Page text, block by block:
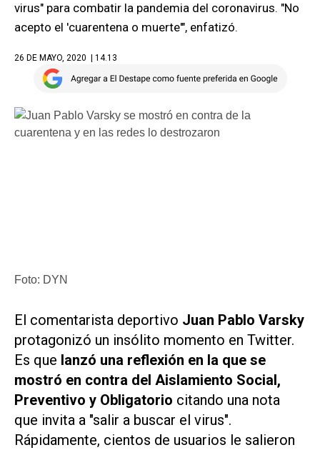
virus" para combatir la pandemia del coronavirus. "No
acepto el 'cuarentena o muerte'", enfatizó.
26 DE MAYO, 2020 | 14.13
Foto: DYN
El comentarista deportivo Juan Pablo Varsky
protagonizó un insólito momento en Twitter.
Es que lanzó una reflexión en la que se
mostró en contra del Aislamiento Social,
Preventivo y Obligatorio citando una nota
que invita a "salir a buscar el virus".
Rápidamente, cientos de usuarios le salieron